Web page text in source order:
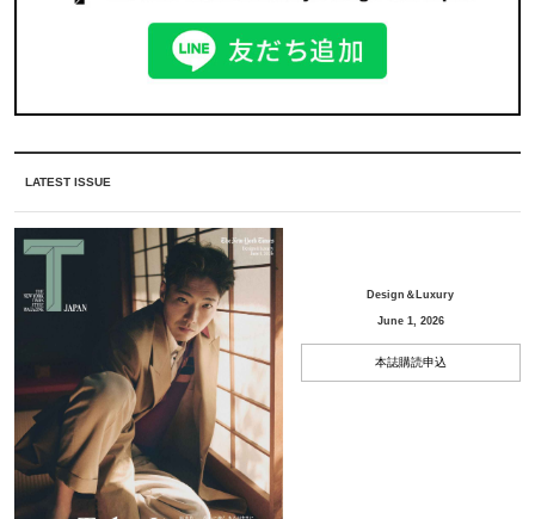
LATEST ISSUE
Design＆Luxury
June 1, 2026
本誌購読申込